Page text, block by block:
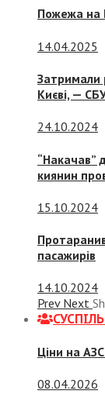
Пожежа на
14.04.2025
Затримали
Києві, —
24.10.2024
“Накачав”
киянин
15.10.2024
пасажирів
14.10.2024
Prev Next
Ціни на
08.04.2026